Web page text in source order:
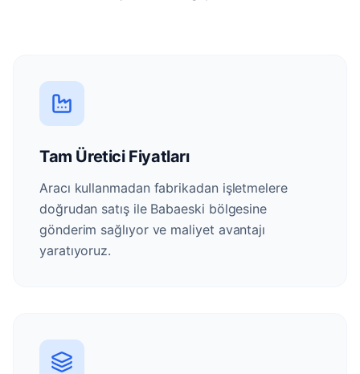
Tam Üretici Fiyatları
Aracı kullanmadan fabrikadan işletmelere
doğrudan satış ile Babaeski bölgesine
gönderim sağlıyor ve maliyet avantajı
yaratıyoruz.